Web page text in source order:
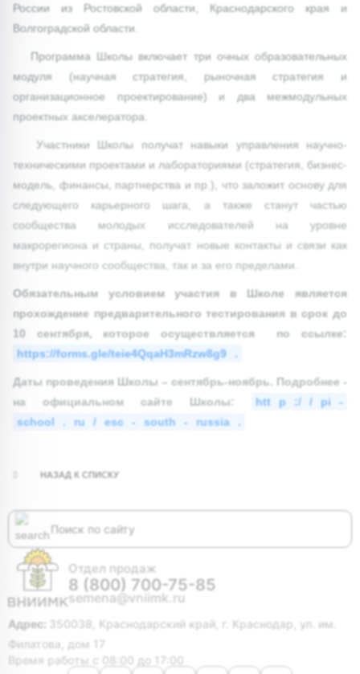
России из Ростовской области, Краснодарского края и
Волгоградской области.
Программа Школы включает три очных образовательных
модуля (научная стратегия, рыночная стратегия и
организационное проектирование) и два межмодульных
проектных акселератора.
Участники Школы получат навыки управления научно-
техническими проектами и лабораториями (стратегия, бизнес-
модель, финансы, партнерства и пр.), что заложит основу для
следующего карьерного шага, а также станут частью
сообщества молодых исследователей на уровне
макрорегиона и страны, получат новые контакты и связи как
внутри научного сообщества, так и за его пределами.
Обязательным условием участия в Школе является
прохождение предварительного тестирования в срок до
10 сентября, которое осуществляется по ссылке:
https://forms.gle/teie4QqaH3mRzw8g9
.
Даты проведения Школы – сентябрь-ноябрь. Подробнее -
на официальном сайте Школы:
htt p :/ / pi
-
school
. ru / esc - south - russia .
НАЗАД К СПИСКУ
Отдел продаж
8 (800) 700-75-85
semena@vniimk.ru
Адрес:
350038, Краснодарский край, г. Краснодар, ул. им.
Филатова, дом 17
Время работы с 08:00 до 17:00